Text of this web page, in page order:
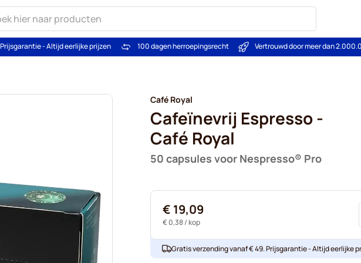
Prijsgarantie - Altijd eerlijke prijzen 100 dagen herroepingsrecht Vertrouwd door meer dan
Café Royal
Cafeïnevrij Espresso -
Café Royal
50 capsules voor Nespresso® Pro
€ 19,09
€ 0,38/ kop
Gratis verzending vanaf € 49. Prijsgarantie - Altijd eerlijke